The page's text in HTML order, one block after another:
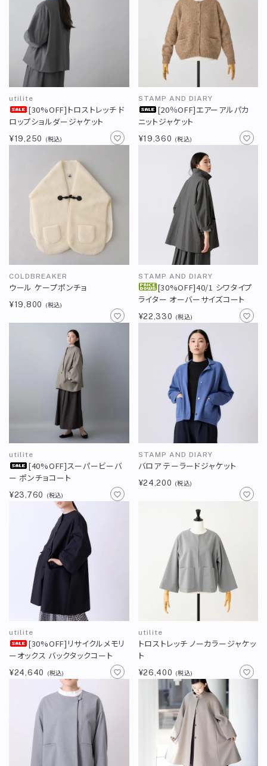
Instagram
utilite
[30%OFF]トロストレッチ ド
ロップショルダージャケット
¥19,250 (税込)
STAMP AND DIARY
[20％OFF]エアーアルパカ
ニットジャケット
¥19,360 (税込)
COLDBREAKER
ウール ケープポンチョ
¥19,800 (税込)
STAMP AND DIARY
[30%OFF]40/1 シワタイプ
ライター オーバーサイズコート
¥22,330 (税込)
utilite
[40%OFF]スーパービーバ
ー ポンチョコート
¥23,760 (税込)
STAMP AND DIARY
バロア テーラードジャケット
¥24,200 (税込)
utilite
[30%OFF]リサイクルメモリ
ーオックス バックタックコート
¥24,640 (税込)
utilite
トロストレッチ ノーカラージャケッ
ト
¥26,400 (税込)